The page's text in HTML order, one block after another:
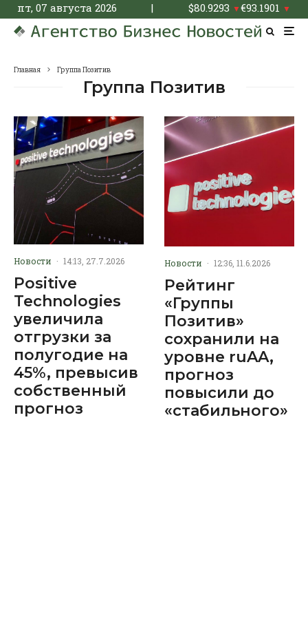
пт, 07 августа 2026 | $80.9293 ▼€93.1901 ▼
Главная Группа Позитив
Группа Позитив
Новости · 14:13, 27.7.2026
Positive
Technologies
увеличила
отгрузки за
полугодие на
45%, превысив
собственный
прогноз
Новости · 12:36, 11.6.2026
Рейтинг
«Группы
Позитив»
сохранили на
уровне ruAA,
прогноз
повысили до
«стабильного»